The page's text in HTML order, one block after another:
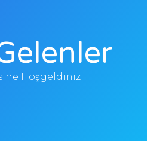
Hoşgeldiniz